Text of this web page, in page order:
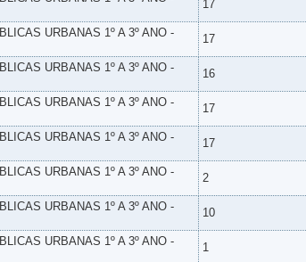
17
URBANAS 1º A 3º ANO -
17
URBANAS 1º A 3º ANO -
16
URBANAS 1º A 3º ANO -
17
URBANAS 1º A 3º ANO -
17
URBANAS 1º A 3º ANO -
2
URBANAS 1º A 3º ANO -
10
URBANAS 1º A 3º ANO -
1